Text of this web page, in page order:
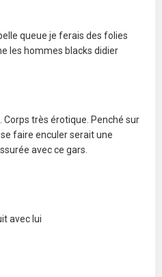
queue je ferais des folies
les hommes blacks didier
Corps très érotique. Penché sur
faire enculer serait une
avec ce gars.
avec lui